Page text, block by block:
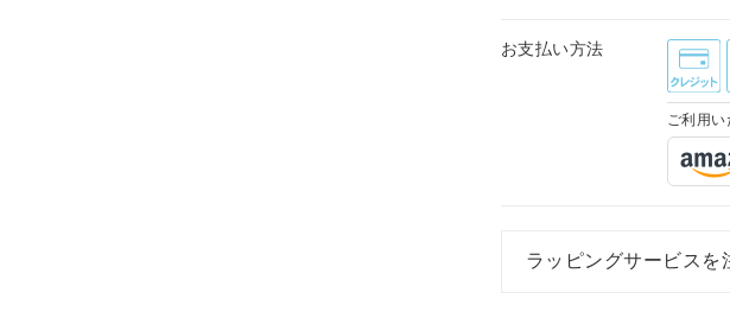
お支払い方法
ご利用
ラッピングサービスを